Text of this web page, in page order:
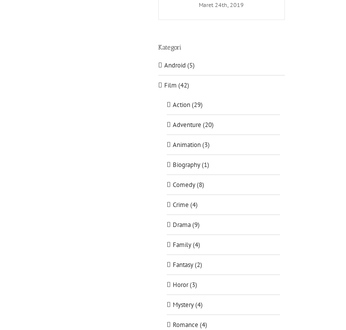
Maret 24th, 2019
Kategori
Android (5)
Film (42)
Action (29)
Adventure (20)
Animation (3)
Biography (1)
Comedy (8)
Crime (4)
Drama (9)
Family (4)
Fantasy (2)
Horor (3)
Mystery (4)
Romance (4)